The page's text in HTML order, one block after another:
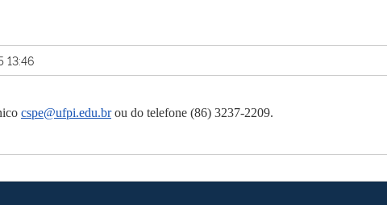
13:46
cspe@ufpi.edu.brou do telefone (86) 3237-2209.